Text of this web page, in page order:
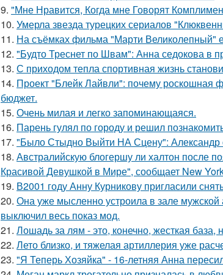
9. "Мне Нравится, Когда мне Говорят
10. Умерла звезда турецких сериалов
11. На съёмках фильма "Марти Великолепный"
12. "Будто Треснет по Швам": Анна седокова в
13. С приходом тепла спортивная жизнь
14. Проект "Блейк Лайвли": почему роскошная
бюджет.
15. Очень милая и легко запоминающаяся.
16. Парень гулял по городу и решил
17. "Было Стыдно Выйти НА Сцену": Александр
18. Австралийскую блогершу ли халтон после
Красивой Девушкой в Мире", сообщает New
19. В2001 году Анну Курникову пригласили
20. Она уже мысленно устроила в зале
выключил весь показ мод.
21. Лошадь за лям - это, конечно, жесткая
22. Лето близко, и тяжелая артиллерия уже
23. "Я Теперь Хозяйка" - 16-летняя Анна